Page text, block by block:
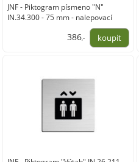
JNF - Piktogram písmeno "N"
IN.34.300 - 75 mm - nalepovací
386,-